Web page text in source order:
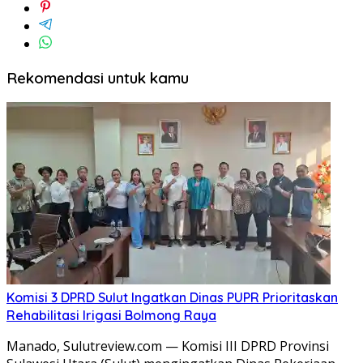
Rekomendasi untuk kamu
Komisi 3 DPRD Sulut Ingatkan Dinas PUPR Prioritaskan
Rehabilitasi Irigasi Bolmong Raya
​Manado, Sulutreview.com — Komisi III DPRD Provinsi